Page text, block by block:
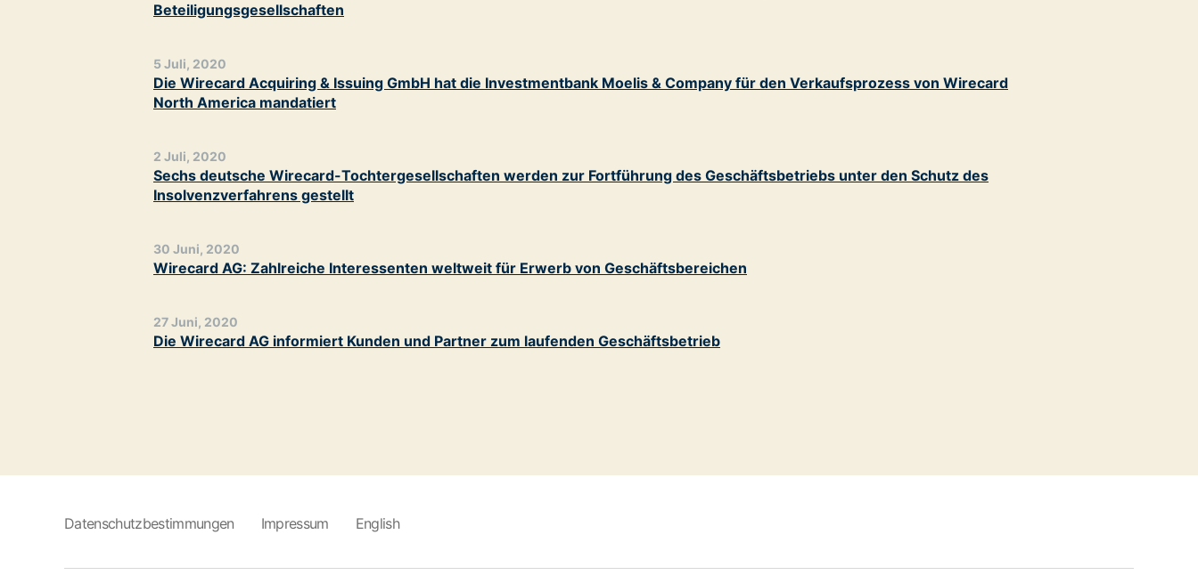
Beteiligungsgesellschaften
Die Wirecard Acquiring & Issuing GmbH hat die Investmentbank Moelis & Company für den Verkaufsprozess von Wirecard
North America mandatiert
5 Juli, 2020
Sechs deutsche Wirecard-Tochtergesellschaften werden zur Fortführung des Geschäftsbetriebs unter den Schutz des
Insolvenzverfahrens gestellt
2 Juli, 2020
Wirecard AG: Zahlreiche Interessenten weltweit für Erwerb von Geschäftsbereichen
30 Juni, 2020
Die Wirecard AG informiert Kunden und Partner zum laufenden Geschäftsbetrieb
27 Juni, 2020
Datenschutzbestimmungen Impressum English